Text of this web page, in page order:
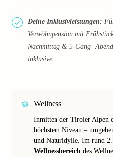
Deine Inklusivleistungen:
Verwöhnpension mit
Nachmittag & 5-Gang-
inklusive.
Wellness
Inmitten der Tiroler Alpen
höchstem Niveau –
und Naturidylle. Im rund
Wellnessbereich des